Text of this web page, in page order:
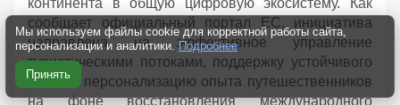
континента в общую цифровую экосистему. Как
сообщает официальный портал ЕС, инициатива
направлена на эффективное управление
туристическими потоками, поддержку устойчивого
роста и персонализацию опыта путешественников
на фоне восстановления международного
Мы используем файлы cookie для корректной работы сайта,
персонализации и аналитики. Подробнее
Принять